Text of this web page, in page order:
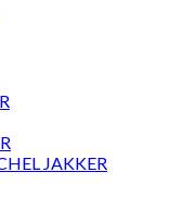
JAKKER